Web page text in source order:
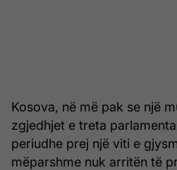
Kosova, në më pak se një
zgjedhjet e treta
periudhe prej një viti e
mëparshme nuk arritën të